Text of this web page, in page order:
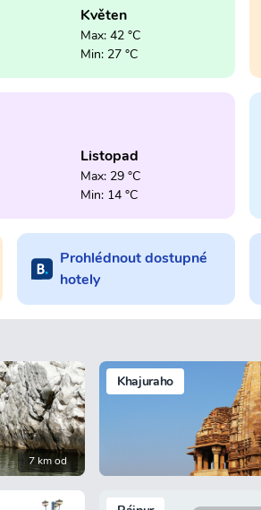
Květen
Max: 42 °C
Min: 27 °C
Listopad
Max: 29 °C
Min: 14 °C
Prohlédnout dostupné
hotely
7 km od
Khajuraho